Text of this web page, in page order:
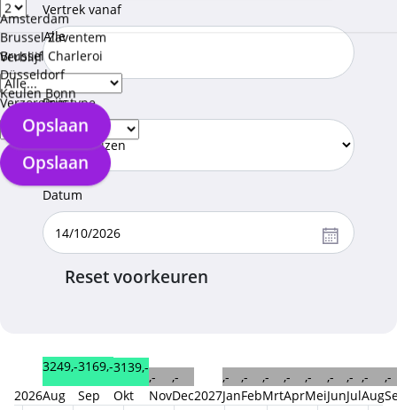
Verblijf
Verzorgingstype
Opslaan
Vertrek vanaf
Alle
Amsterdam
Brussel Zaventem
Brussel Charleroi
Düsseldorf
Keulen Bonn
Opslaan
Prijs
Datum
Reset voorkeuren
2026
3249,-
Aug
3169,-
Sep
3139,-
Okt
,-
Nov
,-
Dec2027
,-
Jan
,-
Feb
,-
Mrt
,-
Apr
,-
Mei
,-
Jun
,-
Jul
,-
Aug
,-